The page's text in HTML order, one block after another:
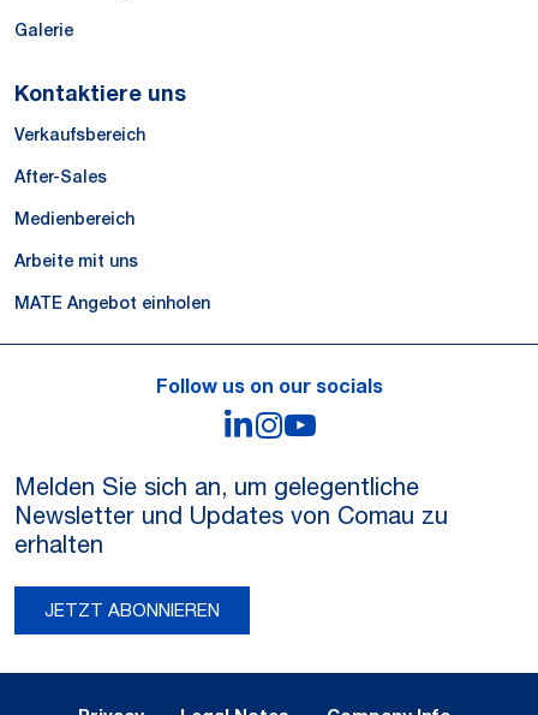
Galerie
Kontaktiere uns
Verkaufsbereich
After-Sales
Medienbereich
Arbeite mit uns
MATE Angebot einholen
Follow us on our socials
LinkedIn
Instagram
Melden Sie sich an, um gelegentliche
Newsletter und Updates von Comau zu
erhalten
JETZT ABONNIEREN